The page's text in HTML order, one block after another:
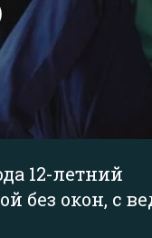
12-летний
без окон, с